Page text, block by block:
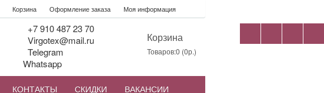
Корзина Оформление заказа Моя информация
Корзина
Товаров:0 (0р.)
+7 910 487 23 70
Virgotex@mail.ru
Telegram
Whatsapp
КОНТАКТЫ СКИДКИ ВАКАНСИИ